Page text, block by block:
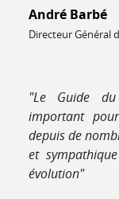
André Barbé
Directeur Général
"Le Guide
important
depuis de
et
évolution"